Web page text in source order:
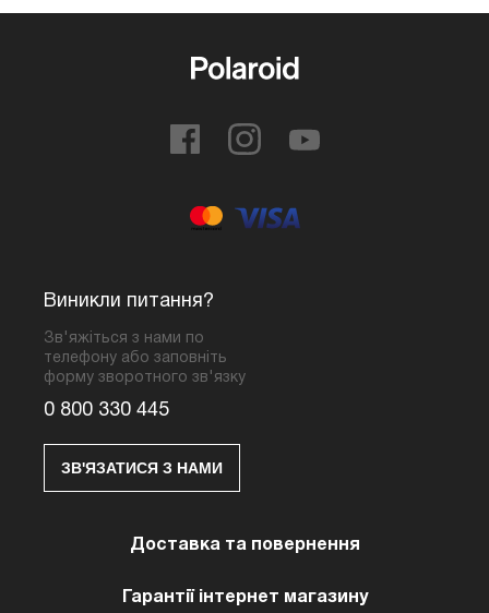
Виникли питання?
Зв'яжіться з нами по
телефону або заповніть
форму зворотного зв'язку
0 800 330 445
ЗВ'ЯЗАТИСЯ З НАМИ
Доставка та повернення
Гарантії інтернет магазину